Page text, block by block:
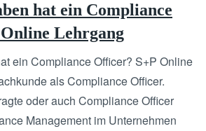
hat ein Compliance
Lehrgang
ein Compliance Officer? S+P Online
als Compliance Officer.
oder auch Compliance Officer
Management im Unternehmen